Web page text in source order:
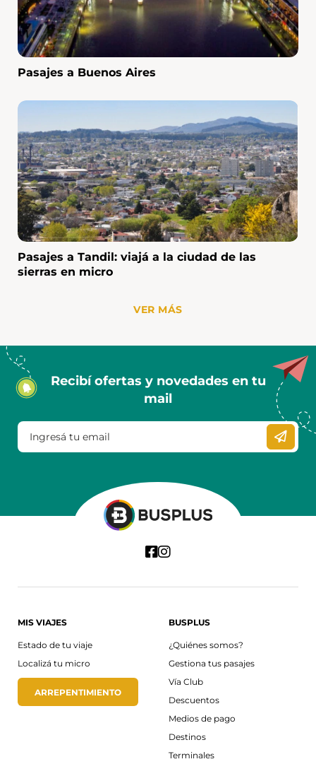
Pasajes a Buenos Aires
Pasajes a Tandil: viajá a la ciudad de las
sierras en micro
VER MÁS
Recibí ofertas y novedades en tu
mail
MIS VIAJES
Estado de tu viaje
Localizá tu micro
ARREPENTIMIENTO
BUSPLUS
¿Quiénes somos?
Gestiona tus pasajes
Vía Club
Descuentos
Medios de pago
Destinos
Terminales